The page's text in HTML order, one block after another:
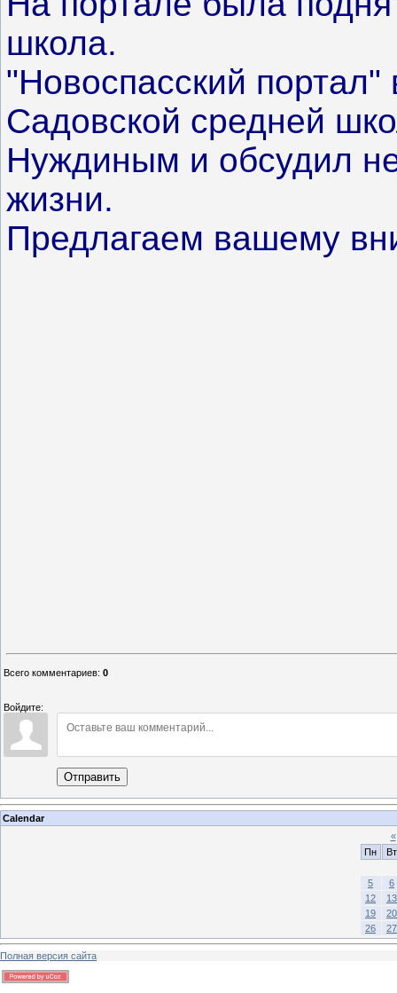
школа.
"Новоспасский портал"
Садовской средней
Нуждиным и обсудил
жизни.
Предлагаем вашему
Всего комментариев: 0
Войдите:
Отправить
Calendar
«
Пн
Вт
5
6
12
13
19
20
26
27
Полная версия сайта